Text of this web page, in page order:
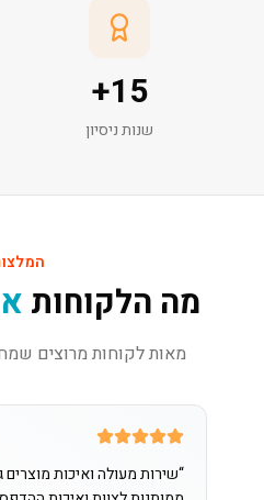
15
+
שנות ניסיון
מה הלקוחות
מאות לקוחות מרוצים
“שירות מעולה ואיכות מוצרים